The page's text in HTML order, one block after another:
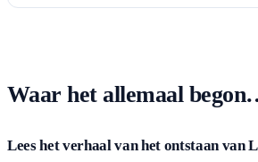
Waar het allemaal
Lees het verhaal van het ontstaan van